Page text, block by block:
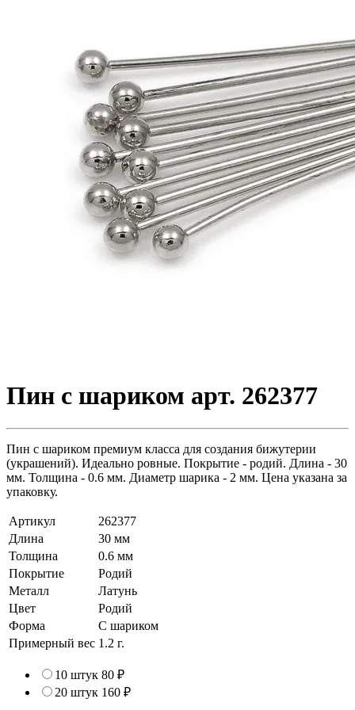
Пин с шариком арт. 262377
Пин с шариком премиум класса для создания бижутерии
(украшений). Идеально ровные. Покрытие - родий. Длина - 30
мм. Толщина - 0.6 мм. Диаметр шарика - 2 мм. Цена указана за
упаковку.
Артикул
262377
Длина
30 мм
Толщина
0.6 мм
Покрытие
Родий
Металл
Латунь
Цвет
Родий
Форма
С шариком
Примерный вес 1.2 г.
10 штук 80 ₽
20 штук 160 ₽